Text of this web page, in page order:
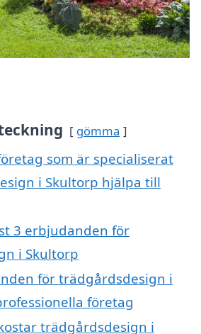
gömma
som är specialiserat
i Skultorp hjälpa till
3 erbjudanden för
i Skultorp
för trädgårdsdesign i
företag
trädgårdsdesign i